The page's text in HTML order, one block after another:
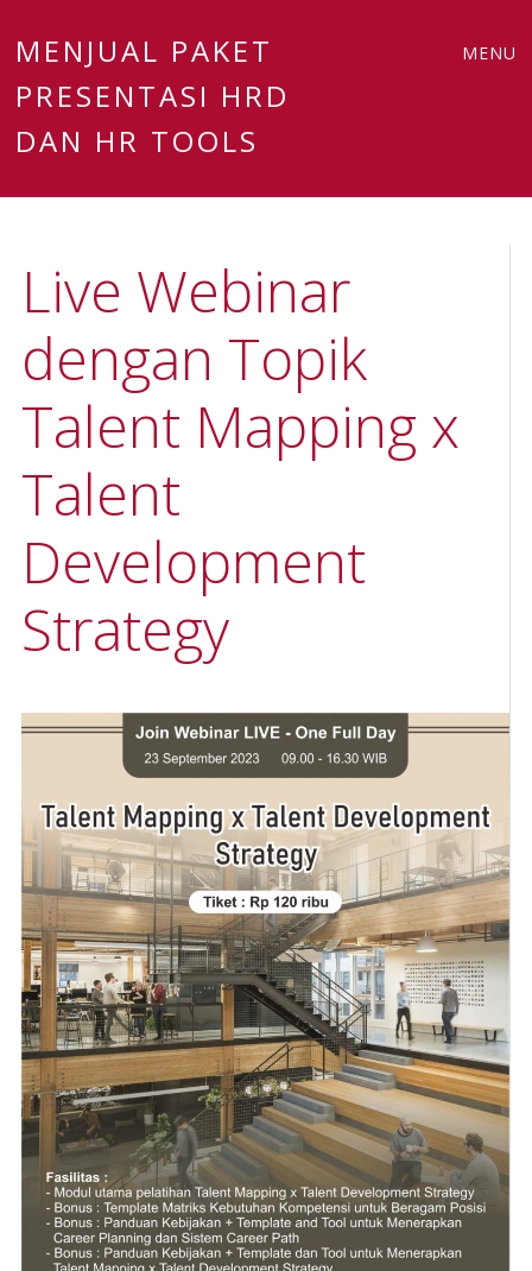
MENJUAL PAKET
PRESENTASI HRD
DAN HR TOOLS
MENU
Live Webinar
dengan Topik
Talent Mapping x
Talent
Development
Strategy